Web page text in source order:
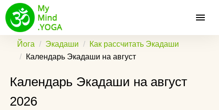
Йога Экадаши
Как рассчитать Экадаши
Календарь Экадаши на август
Календарь Экадаши на август
2026